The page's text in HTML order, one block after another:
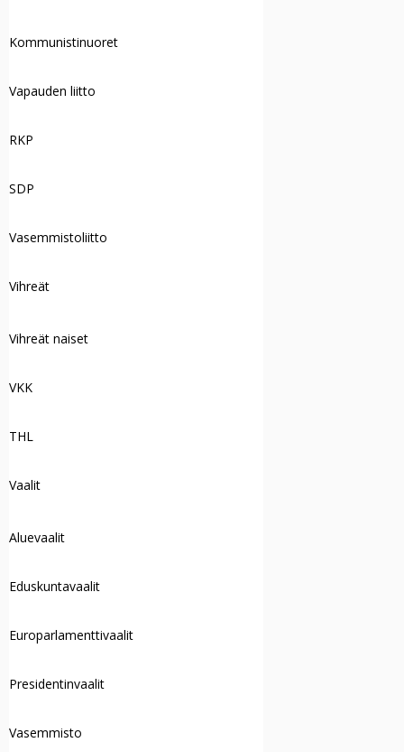
Kommunistinuoret
Vapauden liitto
RKP
SDP
Vasemmistoliitto
Vihreät
Vihreät naiset
VKK
THL
Vaalit
Aluevaalit
Eduskuntavaalit
Europarlamenttivaalit
Presidentinvaalit
Vasemmisto